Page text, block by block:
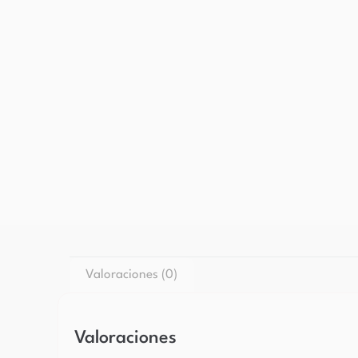
Valoraciones (0)
Valoraciones